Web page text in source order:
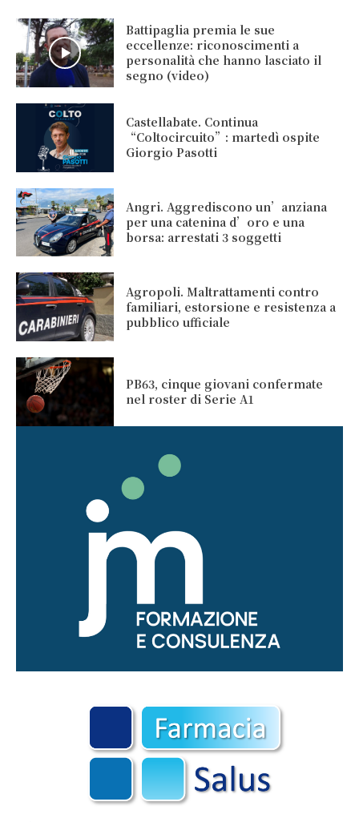
Battipaglia premia le sue
eccellenze: riconoscimenti a
personalità che hanno lasciato il
segno (video)
Castellabate. Continua
“Coltocircuito”: martedì ospite
Giorgio Pasotti
Angri. Aggrediscono un’anziana
per una catenina d’oro e una
borsa: arrestati 3 soggetti
Agropoli. Maltrattamenti contro
familiari, estorsione e resistenza a
pubblico ufficiale
PB63, cinque giovani confermate
nel roster di Serie A1